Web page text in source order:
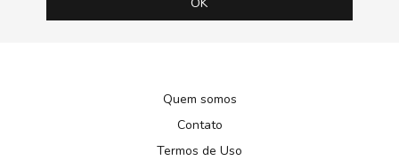
Quem somos
Contato
Termos de Uso